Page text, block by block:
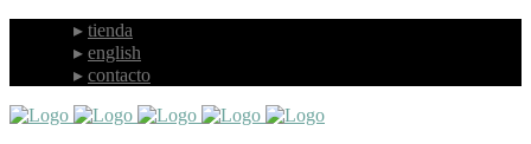
tienda
english
contacto